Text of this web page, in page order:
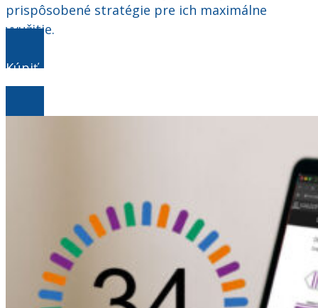
prispôsobené stratégie pre ich maximálne
využitie.
Kúpiť
balíček IDEM DO TOHO za 449€